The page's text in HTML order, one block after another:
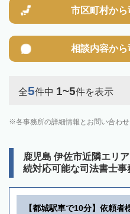
市区町村から
相談内容から
全5件中 1~5件を表示
各事務所の詳細情報とお問い合わ
鹿児島 伊佐市近隣エリ
続対応可能な司法書士事
【都城駅車で10分】依頼